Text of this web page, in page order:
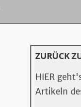
ZURÜCK
HIER
Artikeln